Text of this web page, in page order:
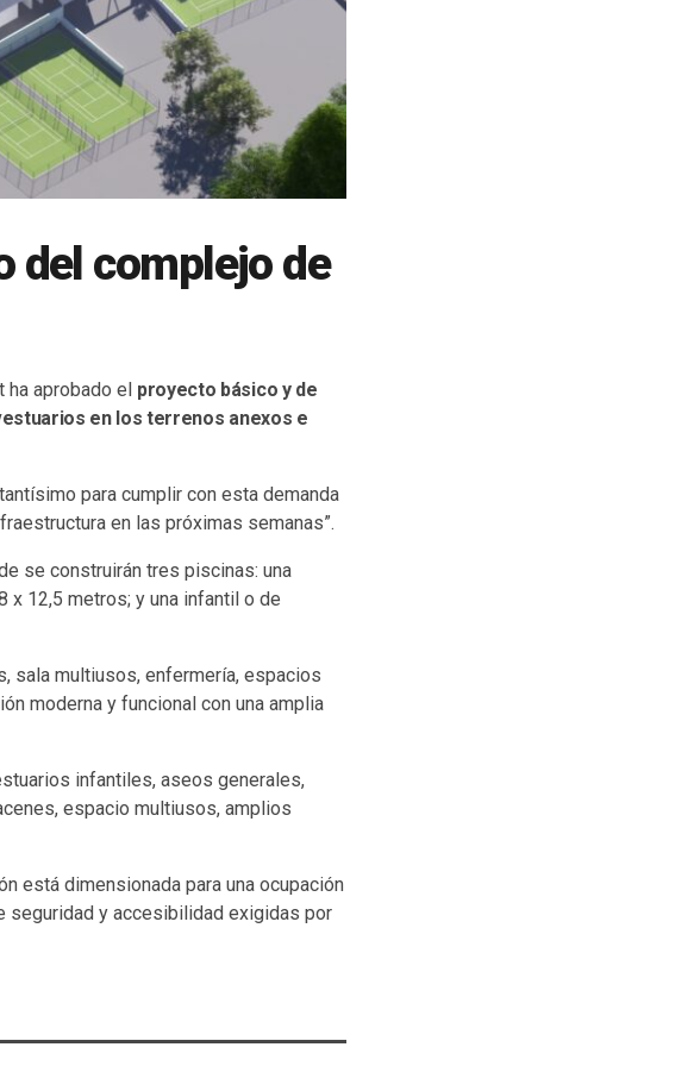
del complejo de
ha aprobado el proyecto básico y de
en los terrenos anexos e
para cumplir con esta demanda
en las próximas semanas”.
se construirán tres piscinas: una
x 12,5 metros; y una infantil o de
sala multiusos, enfermería, espacios
moderna y funcional con una amplia
infantiles, aseos generales,
espacio multiusos, amplios
está dimensionada para una ocupación
seguridad y accesibilidad exigidas por